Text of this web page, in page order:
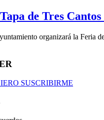
de Tres
organizará la Feria
SUSCRIBIRME